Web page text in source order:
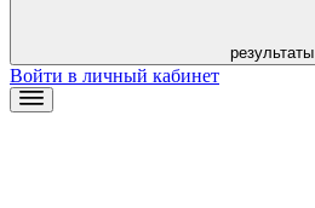
результаты
Войти в личный кабинет